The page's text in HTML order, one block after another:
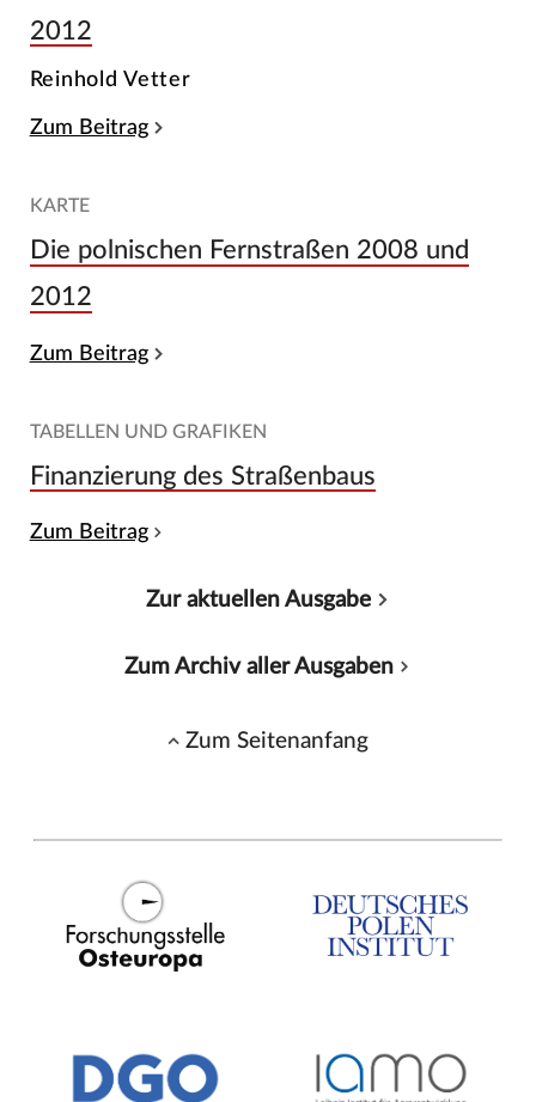
2012
Reinhold Vetter
Zum Beitrag
KARTE
Die polnischen Fernstraßen 2008 und
2012
Zum Beitrag
TABELLEN UND GRAFIKEN
Finanzierung des Straßenbaus
Zum Beitrag
Zur aktuellen Ausgabe
Zum Archiv aller Ausgaben
Zum Seitenanfang